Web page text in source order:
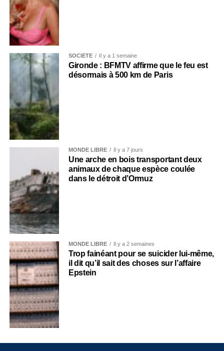
SOCIÉTÉ Il y a 1 semaine
Gironde : BFMTV affirme que le feu est
désormais à 500 km de Paris
MONDE LIBRE Il y a 7 jours
Une arche en bois transportant deux
animaux de chaque espèce coulée
dans le détroit d’Ormuz
MONDE LIBRE Il y a 2 semaines
Trop fainéant pour se suicider lui-même,
il dit qu’il sait des choses sur l’affaire
Epstein